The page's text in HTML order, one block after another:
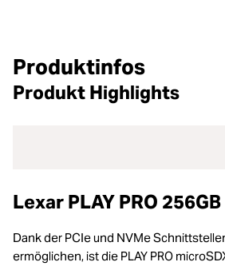
Produktinfos
Produkt Highlights
Lexar PLAY PRO
Dank der PCIe und NVMe
ermöglichen, ist die PLAY PRO